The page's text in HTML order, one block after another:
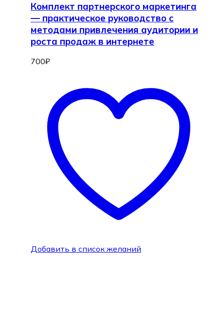
Комплект партнерского маркетинга
— практическое руководство с
методами привлечения аудитории и
роста продаж в интернете
700₽
Добавить в список желаний